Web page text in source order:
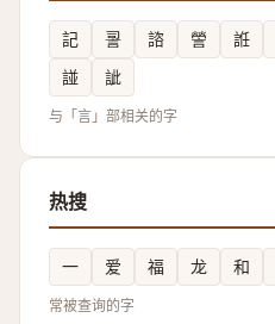
記 䛐 諮 謍 䛘
諩
訿
与「言」部相关的字
热搜
一 爱 福 龙 和
常被查询的字